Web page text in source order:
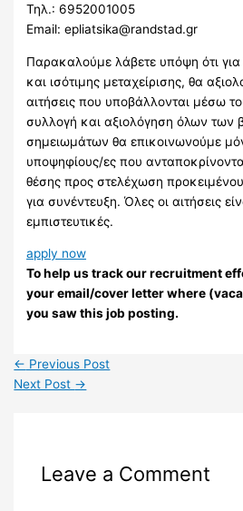
Τηλ.: 6952001005
Email:epliatsika@randstad.gr
Παρακαλούμε λάβετε υπόψη ότι για
και ισότιμης μεταχείρισης, θα
αιτήσεις που υποβάλλονται μέσω
συλλογή και αξιολόγηση όλων των
σημειωμάτων θα επικοινωνούμε
υποψηφίους/ες που
θέσης προς στελέχωση
για συνέντευξη. Όλες οι αιτήσεις
εμπιστευτικές.
apply now
To help us track our recruitment
your email/cover letter where
you saw this job posting.
← Previous Post
Next Post →
Leave a Comment